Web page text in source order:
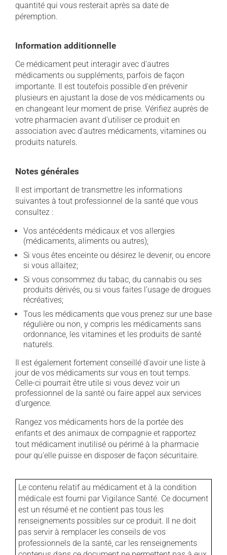
quantité qui vous resterait après sa date de
péremption.
Information additionnelle
Ce médicament peut interagir avec d'autres
médicaments ou suppléments, parfois de façon
importante. Il est toutefois possible d'en prévenir
plusieurs en ajustant la dose de vos médicaments ou
en changeant leur moment de prise. Vérifiez auprès de
votre pharmacien avant d'utiliser ce produit en
association avec d'autres médicaments, vitamines ou
produits naturels.
Notes générales
Il est important de transmettre les informations
suivantes à tout professionnel de la santé que vous
consultez :
Vos antécédents médicaux et vos allergies
(médicaments, aliments ou autres);
Si vous êtes enceinte ou désirez le devenir, ou encore
si vous allaitez;
Si vous consommez du tabac, du cannabis ou ses
produits dérivés, ou si vous faites l'usage de drogues
récréatives;
Tous les médicaments que vous prenez sur une base
régulière ou non, y compris les médicaments sans
ordonnance, les vitamines et les produits de santé
naturels.
Il est également fortement conseillé d'avoir une liste à
jour de vos médicaments sur vous en tout temps.
Celle-ci pourrait être utile si vous devez voir un
professionnel de la santé ou faire appel aux services
d'urgence.
Rangez vos médicaments hors de la portée des
enfants et des animaux de compagnie et rapportez
tout médicament inutilisé ou périmé à la pharmacie
pour qu'elle puisse en disposer de façon sécuritaire.
Le contenu relatif au médicament et à la condition
médicale est fourni par Vigilance Santé. Ce document
est un résumé et ne contient pas tous les
renseignements possibles sur ce produit. Il ne doit
pas servir à remplacer les conseils de vos
professionnels de la santé, car les renseignements